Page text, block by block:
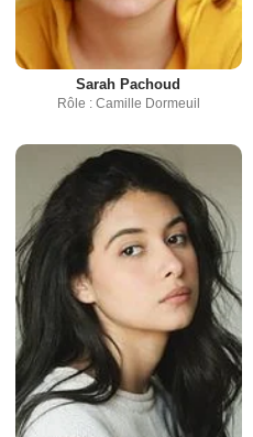
Sarah Pachoud
Rôle : Camille Dormeuil